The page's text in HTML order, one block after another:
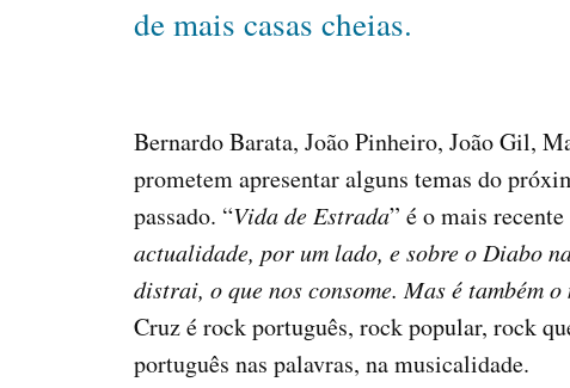
de mais casas cheias.
Bernardo Barata, João Pinheiro, João Gil,
prometem apresentar alguns temas do
passado. “Vida de Estrada” é o mais
actualidade, por um lado, e sobre o Diabo
distrai, o que nos consome. Mas é também
Cruz é rock português, rock popular, rock
português nas palavras, na musicalidade.